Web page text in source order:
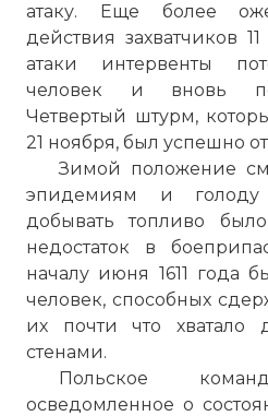
атаку. Еще более
действия захватчиков
атаки интервенты
человек и вновь
Четвертый штурм,
21 ноября, был успешно
Зимой положение
эпидемиям и голоду
добывать топливо
недостаток в
началу июня 1611 года
человек, способных
их почти что хватало
стенами.
Польское
осведомленное о